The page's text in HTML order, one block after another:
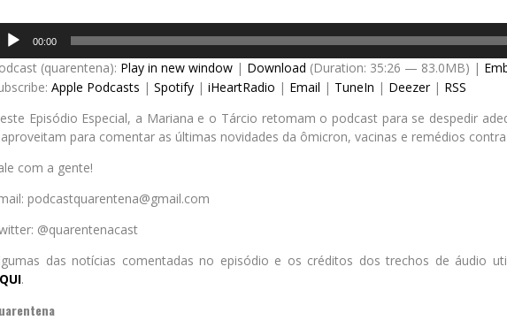
00:00
(quarentena): Play in new window | Download (Duration: 35:26 — 83.0MB) |
Apple Podcasts | Spotify | iHeartRadio | Email | TuneIn | Deezer| RSS
Episódio Especial, a Mariana e o Tárcio retomam o podcast para se despedir
para comentar as últimas novidades da ômicron, vacinas e remédios contra
com a gente!
podcastquarentena@gmail.com
@quarentenacast
das notícias comentadas no episódio e os créditos dos trechos de áudio
.